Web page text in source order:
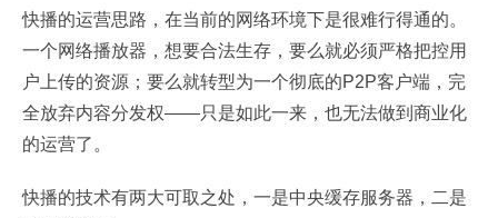
快播的运营思路，在当前的网络环境下是很难行得通的。
一个网络播放器，想要合法生存，要么就必须严格把控用
户上传的资源；要么就转型为一个彻底的P2P客户端，完
全放弃内容分发权——只是如此一来，也无法做到商业化
的运营了。
快播的技术有两大可取之处，一是中央缓存服务器，二是